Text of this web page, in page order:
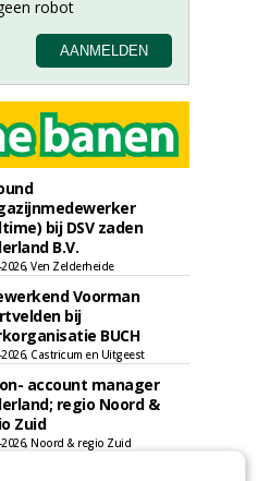
bij DSV zaden
B.V.
2026, Ven Zelderheide
Voorman
bij
BUCH
2026, Castricum en Uitgeest
account manager
regio Noord &
Zuid
2026, Noord & regio Zuid